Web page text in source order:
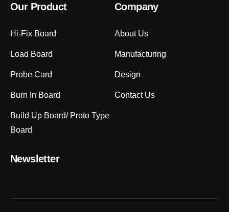
Our Product
Hi-Fix Board
Load Board
Probe Card
Burn In Board
Build Up Board/ Proto Type
Board
Company
About Us
Manufacturing
Design
Contact Us
Newsletter